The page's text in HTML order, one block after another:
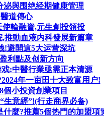
泌與围绝经期健康管理
道傳心
輪融資,元生創投領投
推動血液内科發展新篇章
!避開這5大运营深坑
利點及创新方向
:中醫行業亟需正本清源
年一亩田十大致富用户!
個小投資創業項目
生意經”!(行走商界必备)
什麼?推薦5個热門的加盟項